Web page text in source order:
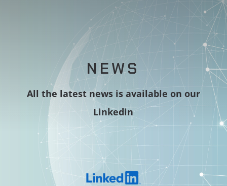
NEWS
All the latest news is available on our
Linkedin